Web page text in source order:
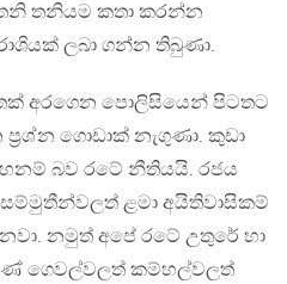
තනියම කතා කරන්න
ලබා ගන්න තිබුණා.
අරගෙන පොලිසියෙන් පිටතට
ප්‍රශ්න ගොඩාක් නැගුණා. කුඩා
බව රටේ නීතියයි. රජය
ළමා අයිතිවාසිකම්
නමුත් අපේ රටේ උතුරේ හා
ගෙවල්වලත් කම්හල්වලත්